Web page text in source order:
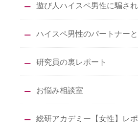
遊び人ハイスペ男性に騙され
ハイスペ男性のパートナー
研究員の裏レポート
お悩み相談室
総研アカデミー【女性】レポ